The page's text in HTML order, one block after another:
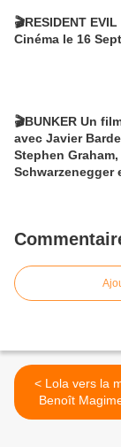
🎬RESIDENT
Cinéma le 16
🎬BUNKER Un
avec Javier
Stephen
Schwarzenegger
< Lola vers la mer - avec
Benoît
Bollaers au